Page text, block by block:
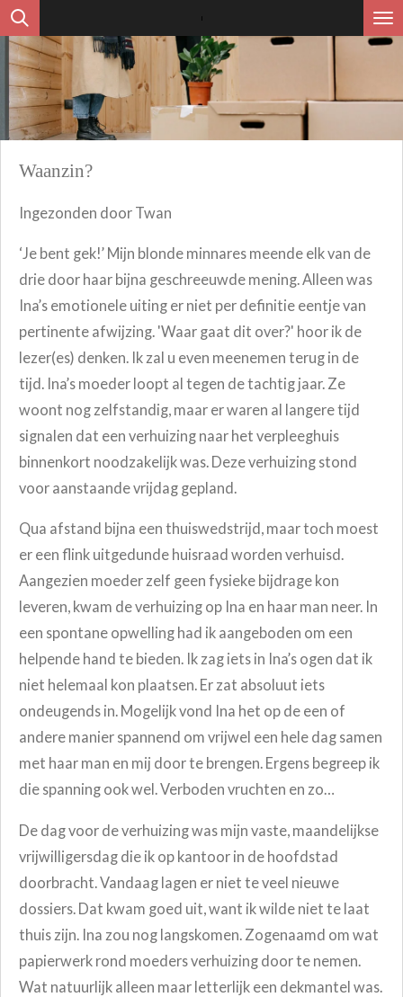
Ga
direct
naar
de
hoofdinhoud
Waanzin?
Ingezonden door Twan
‘Je bent gek!’ Mijn blonde minnares meende elk van de
drie door haar bijna geschreeuwde mening. Alleen was
Ina’s emotionele uiting er niet per definitie eentje van
pertinente afwijzing. 'Waar gaat dit over?' hoor ik de
lezer(es) denken. Ik zal u even meenemen terug in de
tijd. Ina’s moeder loopt al tegen de tachtig jaar. Ze
woont nog zelfstandig, maar er waren al langere tijd
signalen dat een verhuizing naar het verpleeghuis
binnenkort noodzakelijk was. Deze verhuizing stond
voor aanstaande vrijdag gepland.
Qua afstand bijna een thuiswedstrijd, maar toch moest
er een flink uitgedunde huisraad worden verhuisd.
Aangezien moeder zelf geen fysieke bijdrage kon
leveren, kwam de verhuizing op Ina en haar man neer. In
een spontane opwelling had ik aangeboden om een
helpende hand te bieden. Ik zag iets in Ina’s ogen dat ik
niet helemaal kon plaatsen. Er zat absoluut iets
ondeugends in. Mogelijk vond Ina het op de een of
andere manier spannend om vrijwel een hele dag samen
met haar man en mij door te brengen. Ergens begreep ik
die spanning ook wel. Verboden vruchten en zo…
De dag voor de verhuizing was mijn vaste, maandelijkse
vrijwilligersdag die ik op kantoor in de hoofdstad
doorbracht. Vandaag lagen er niet te veel nieuwe
dossiers. Dat kwam goed uit, want ik wilde niet te laat
thuis zijn. Ina zou nog langskomen. Zogenaamd om wat
papierwerk rond moeders verhuizing door te nemen.
Wat natuurlijk alleen maar letterlijk een dekmantel was.